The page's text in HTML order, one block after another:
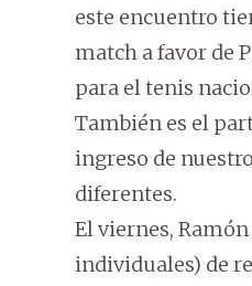
este encuentro
match a favor de
para el tenis
También es el
ingreso de
diferentes.
El viernes,
individuales) de